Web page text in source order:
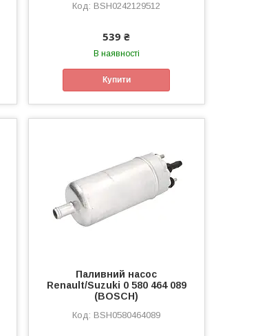
BSH0242129512
539 ₴
В наявності
Купити
Паливний насос
Renault/Suzuki 0 580 464 089
(BOSCH)
BSH0580464089